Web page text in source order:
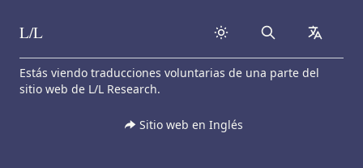
Skip to content
L/L Search
Estás viendo traducciones voluntarias de una parte del
sitio web de L/L Research.
Sitio web en Inglés